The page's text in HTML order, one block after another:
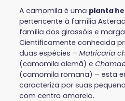
A camomila é uma planta
pertencente à família
família dos girassóis e
Cientificamente conhecida
duas espécies – Matricaria
(camomila alemã) e
(camomila romana) – esta
caracteriza por suas
com centro amarelo.